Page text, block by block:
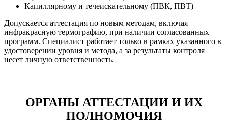
Капиллярному и течеискательному (ПВК, ПВТ)
Допускается аттестация по новым методам, включая
инфракрасную термографию, при наличии согласованных
программ. Специалист работает только в рамках указанного в
удостоверении уровня и метода, а за результаты контроля
несет личную ответственность.
ОРГАНЫ АТТЕСТАЦИИ И ИХ
ПОЛНОМОЧИЯ